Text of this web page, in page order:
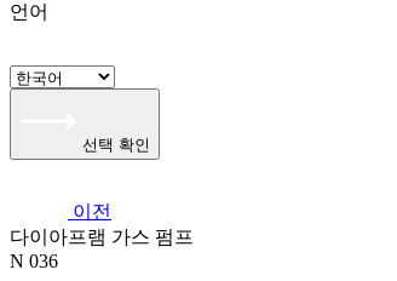
언어
선택 확인
이전
다이아프램 가스 펌프
N 036